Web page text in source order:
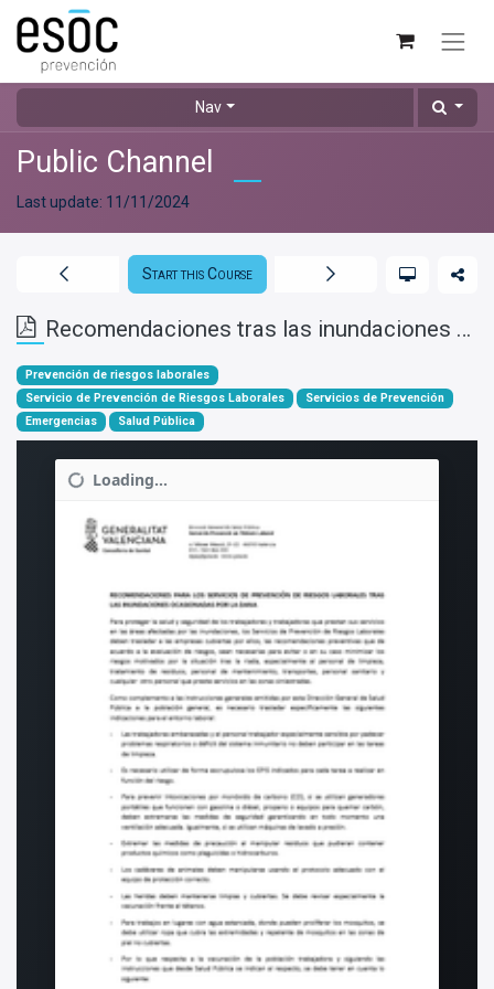
Nav
Public Channel
Last update: 11/11/2024
Recomendaciones tras las inundaciones por la Dana SPRL
Start this Course
Prevención de riesgos laborales
Servicio de Prevención de Riesgos Laborales
Servicios de Prevención
Emergencias
Salud Pública